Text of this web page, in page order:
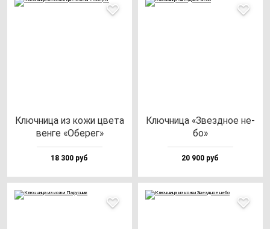
Ключ­ни­ца из ко­жи цве­та
вен­ге «Обе­рег»
18 300 руб
Ключ­ни­ца «Звез­дное не­
бо»
20 900 руб